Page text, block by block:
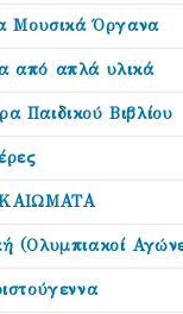
Μουσικά Όργανα
από απλά υλικά
Παιδικού Βιβλίου
(Ολυμπιακοί